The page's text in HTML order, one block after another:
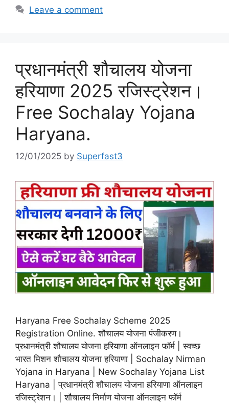
Leave a comment
प्रधानमंत्री शौचालय योजना
हरियाणा 2025 रजिस्ट्रेशन।
Free Sochalay Yojana
Haryana.
12/01/2025 by Superfast3
Haryana Free Sochalay Scheme 2025
Registration Online. शौचालय योजना पंजीकरण।
प्रधानमंत्री शौचालय योजना हरियाणा ऑनलाइन फॉर्म | स्वच्छ
भारत मिशन शौचालय योजना हरियाणा | Sochalay Nirman
Yojana in Haryana | New Sochalay Yojana List
Haryana | प्रधानमंत्री शौचालय योजना हरियाणा ऑनलाइन
रजिस्ट्रेशन। | शौचालय निर्माण योजना ऑनलाइन फॉर्म